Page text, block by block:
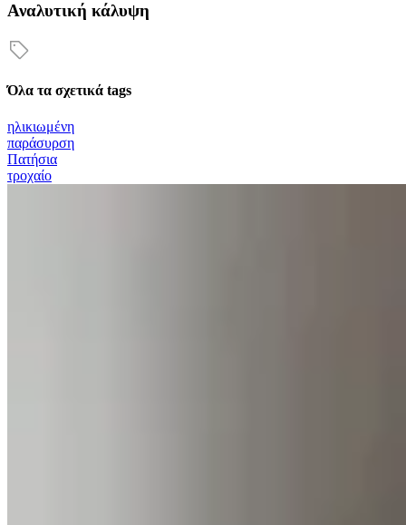
Αναλυτική κάλυψη
Όλα τα σχετικά tags
ηλικιωμένη
παράσυρση
Πατήσια
τροχαίο